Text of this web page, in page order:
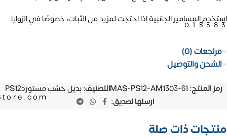
استخدم المسامير الجانبية إذا احتجت لمزيد من الثبات، خصوصًا في الزوايا.
مراجعات (0)
الشحن والتوصيل
رمز المنتج: MAS-PS12-AM1303-61التصنيف:بديل خشب مستوردPS12
ارسلها لصديق:
منتجات ذات صلة